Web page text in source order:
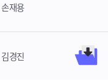
손재용
김경진